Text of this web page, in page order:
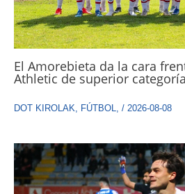
El Amorebieta da la cara
Athletic de superior
DOT KIROLAK FÚTBOL / 2026-08-08